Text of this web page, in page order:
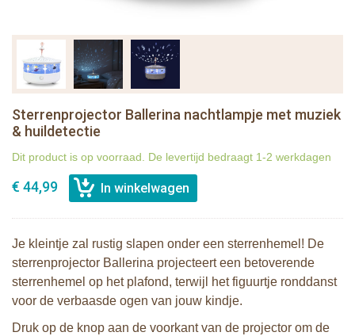
Sterrenprojector Ballerina nachtlampje met muziek
& huildetectie
Dit product is op voorraad. De levertijd bedraagt 1-2 werkdagen
€ 44,99
Je kleintje zal rustig slapen onder een sterrenhemel! De
sterrenprojector Ballerina projecteert een betoverende
sterrenhemel op het plafond, terwijl het figuurtje ronddanst
voor de verbaasde ogen van jouw kindje.
Druk op de knop aan de voorkant van de projector om de